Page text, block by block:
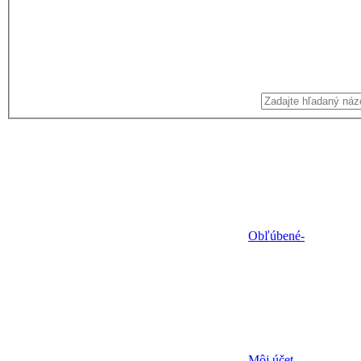
Obľúbené-